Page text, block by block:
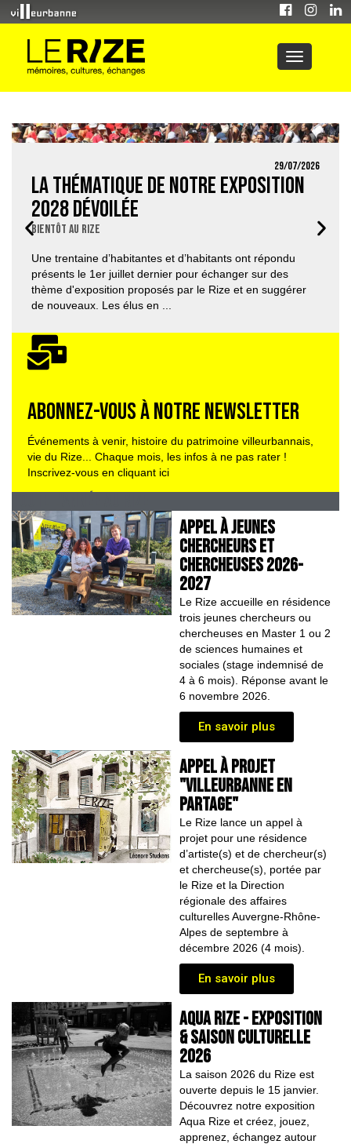
29/07/2026
La thématique de notre exposition
2028 dévoilée
Bientôt au Rize
Une trentaine d’habitantes et d’habitants ont répondu
présents le 1er juillet dernier pour échanger sur des
thème d'exposition proposés par le Rize et en suggérer
de nouveaux. Les élus en ...
ABONNEZ-VOUS À NOTRE NEWSLETTER
Événements à venir, histoire du patrimoine villeurbannais,
vie du Rize... Chaque mois, les infos à ne pas rater !
Inscrivez-vous en cliquant ici
APPEL À JEUNES
CHERCHEURS ET
CHERCHEUSES 2026-
2027
Le Rize accueille en résidence
trois jeunes chercheurs ou
chercheuses en Master 1 ou 2
de sciences humaines et
sociales (stage indemnisé de
4 à 6 mois). Réponse avant le
6 novembre 2026.
En savoir plus
APPEL À PROJET
"Villeurbanne en
partage"
Le Rize lance un appel à
projet pour une résidence
d’artiste(s) et de chercheur(s)
et chercheuse(s), portée par
le Rize et la Direction
régionale des affaires
culturelles Auvergne-Rhône-
Alpes de septembre à
décembre 2026 (4 mois).
En savoir plus
AQUA RIZE - Exposition
& saison culturelle
2026
La saison 2026 du Rize est
ouverte depuis le 15 janvier.
Découvrez notre exposition
Aqua Rize et créez, jouez,
apprenez, échangez autour